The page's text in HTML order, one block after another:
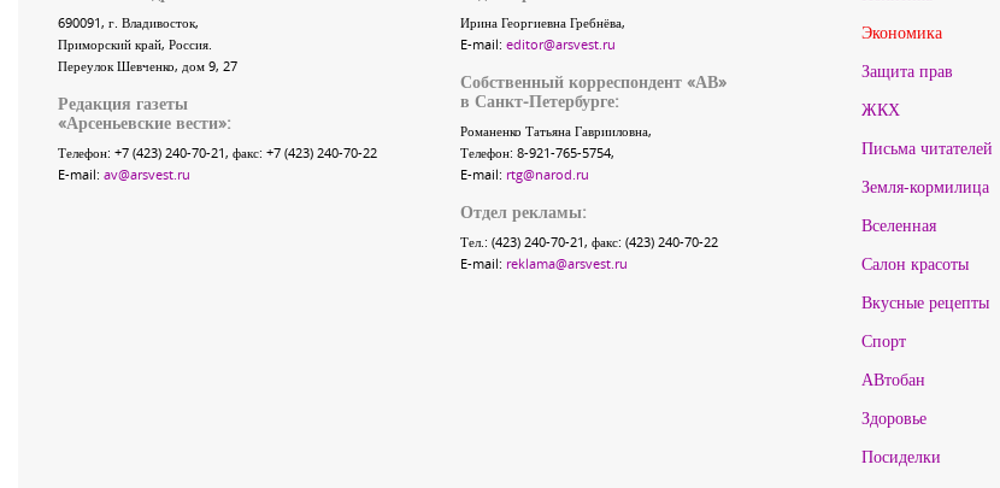
690091, г. Владивосток,
Приморский край, Россия.
Переулок Шевченко, дом 9, 27
Редакция газеты
«Арсеньевские вести»:
Телефон: +7 (423) 240-70-21, факс: +7 (423) 240-70-22
E-mail: av@arsvest.ru
Ирина Георгиевна Гребнёва,
E-mail: editor@arsvest.ru
Собственный корреспондент «АВ»
в Санкт-Петербурге:
Романенко Татьяна Гаврииловна,
Телефон: 8-921-765-5754,
E-mail: rtg@narod.ru
Отдел рекламы:
Тел.: (423) 240-70-21, факс: (423) 240-70-22
E-mail: reklama@arsvest.ru
Экономика
Защита прав
ЖКХ
Письма читателей
Земля-кормилица
Вселенная
Салон красоты
Вкусные рецепты
Спорт
АВтобан
Здоровье
Посиделки